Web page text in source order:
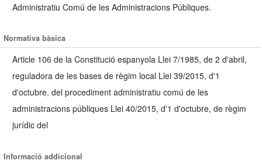
Administratiu Comú de les Administracions Públiques.
Normativa bàsica
Article 106 de la Constitució espanyola Llei 7/1985, de 2 d'abril,
reguladora de les bases de règim local Llei 39/2015, d'1
d'octubre, del procediment administratiu comú de les
administracions públiques Llei 40/2015, d'1 d'octubre, de règim
jurídic del
Informació addicional